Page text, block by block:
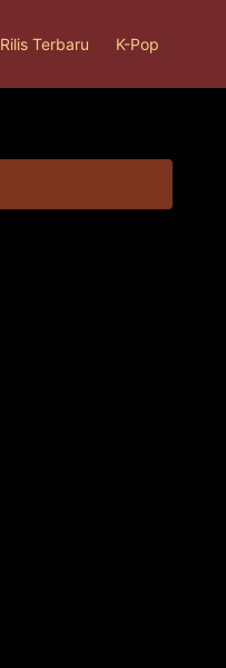
Rilis Terbaru K-Pop